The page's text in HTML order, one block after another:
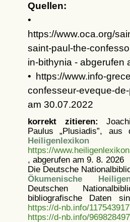
Quellen:
•
https://www.oca.org/
saint-paul-the-
in-bithynia - abgerufen
• https://www.info-
confesseur-eveque-
am 30.07.2022
korrekt zitieren:
Paulus „Plusiadis”, aus
Heiligenlexikon
https://
, abgerufen am 9. 8. 2026
Die Deutsche
Ökumenische
Deutschen
bibliografische Daten
https://d-nb.info/
https://d-nb.info/969828497